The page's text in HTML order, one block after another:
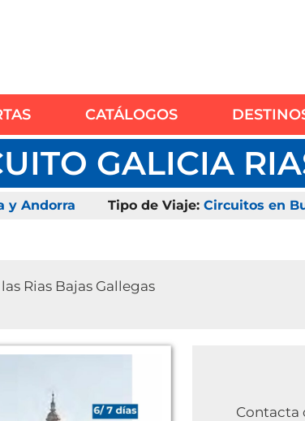
CATÁLOGOS
GALICIA
y Andorra Tipo de Viaje: Circuitos en
Rias Bajas Gallegas
Contacta